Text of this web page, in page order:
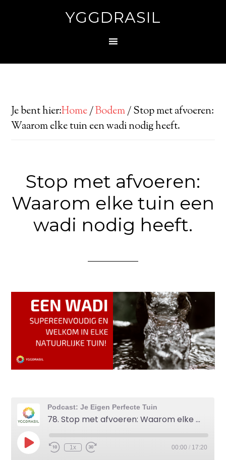
YGGDRASIL
Je bent hier:Home/Bodem/Stop met afvoeren:
Waarom elke tuin een wadi nodig heeft.
Stop met afvoeren:
Waarom elke tuin een
wadi nodig heeft.